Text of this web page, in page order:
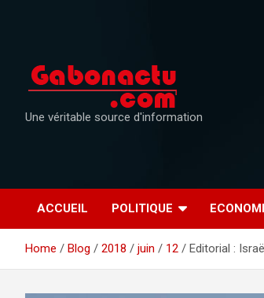
Une véritable source d'information
ACCUEIL POLITIQUE
Home Blog 2018 juin 12 Editorial :